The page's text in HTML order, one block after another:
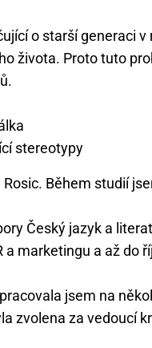
o starší generaci
života. Proto tuto
Během studií
Český jazyk a
marketingu a až do
jsem na
zvolena za vedoucí